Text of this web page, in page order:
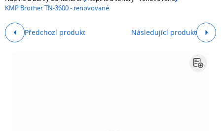
KMP Brother TN-3600 - renovované
Předchozí produkt Následující produkt